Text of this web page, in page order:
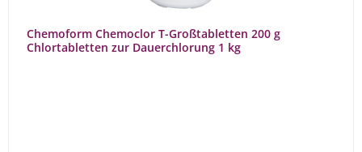
Chemoform Chemoclor T-Großtabletten 200 g
Chlortabletten zur Dauerchlorung 1 kg